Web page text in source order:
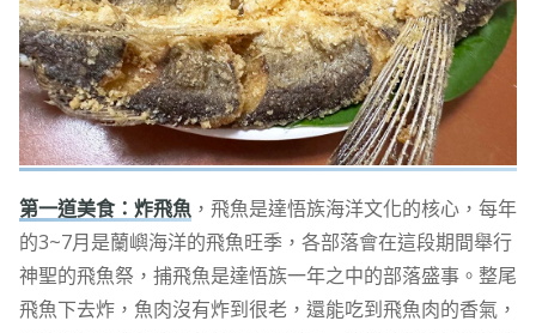
第一道美食：炸飛魚，飛魚是達悟族海洋文化的核心，每年
的3~7月是蘭嶼海洋的飛魚旺季，各部落會在這段期間舉行
神聖的飛魚祭，捕飛魚是達悟族一年之中的部落盛事。整尾
飛魚下去炸，魚肉沒有炸到很老，還能吃到飛魚肉的香氣，